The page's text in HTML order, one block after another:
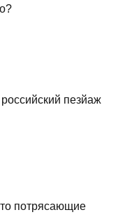
пезйаж
потрясающие